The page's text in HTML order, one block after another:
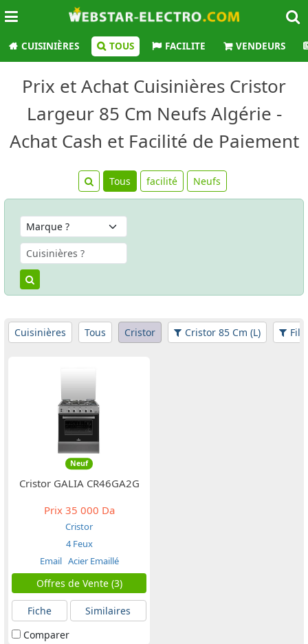
CUISINIÈRES TOUS FACILITE VENDEURS
Prix et Achat Cuisinières Cristor
Largeur 85 Cm Neufs Algérie -
Achat Cash et Facilité de Paiement
Tous facilité Neufs
Cuisinières Tous Cristor Cristor 85 Cm (L)
Neuf
Cristor GALIA CR46GA2G
Prix35 000 Da
Cristor
4 Feux
Email Acier Emaillé
Offres de Vente (3)
Fiche
Similaires
Comparer